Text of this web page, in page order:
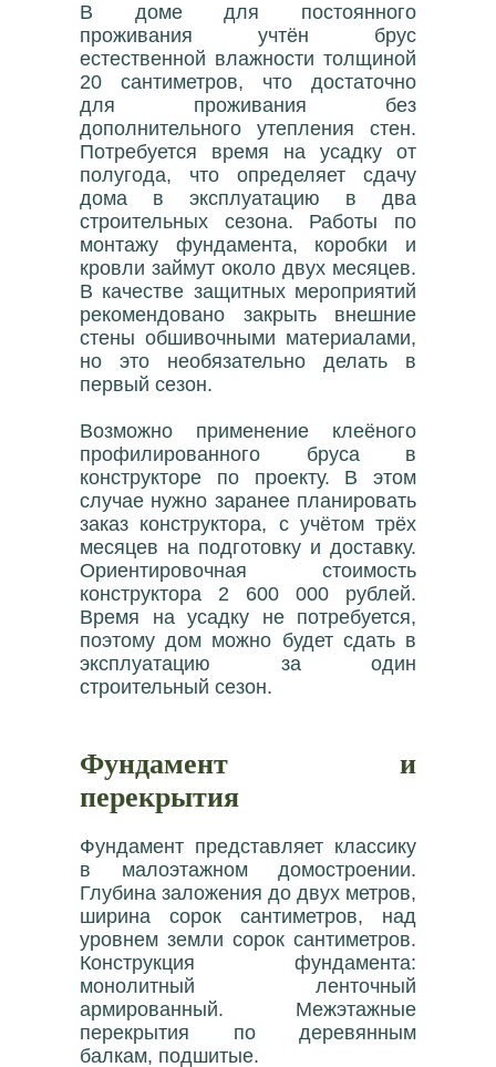
В доме для постоянного
проживания учтён брус
естественной влажности толщиной
20 сантиметров, что достаточно
для проживания без
дополнительного утепления стен.
Потребуется время на усадку от
полугода, что определяет сдачу
дома в эксплуатацию в два
строительных сезона. Работы по
монтажу фундамента, коробки и
кровли займут около двух месяцев.
В качестве защитных мероприятий
рекомендовано закрыть внешние
стены обшивочными материалами,
но это необязательно делать в
первый сезон.
Возможно применение клеёного
профилированного бруса в
конструкторе по проекту. В этом
случае нужно заранее планировать
заказ конструктора, с учётом трёх
месяцев на подготовку и доставку.
Ориентировочная стоимость
конструктора 2 600 000 рублей.
Время на усадку не потребуется,
поэтому дом можно будет сдать в
эксплуатацию за один
строительный сезон.
Фундамент и
перекрытия
Фундамент представляет классику
в малоэтажном домостроении.
Глубина заложения до двух метров,
ширина сорок сантиметров, над
уровнем земли сорок сантиметров.
Конструкция фундамента:
монолитный ленточный
армированный. Межэтажные
перекрытия по деревянным
балкам, подшитые.